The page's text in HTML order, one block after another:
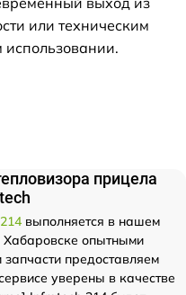
или техническим
прицела
выполняется в нашем
опытными
предоставляем
уверены в качестве